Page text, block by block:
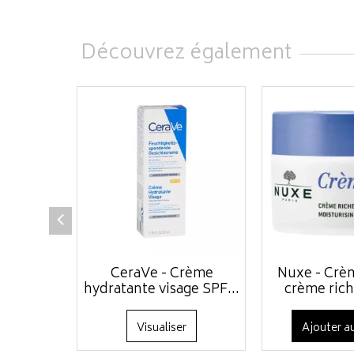
Découvrez également
CeraVe - Crème
hydratante visage SPF...
Visualiser
Nuxe -
crème
Ajouter